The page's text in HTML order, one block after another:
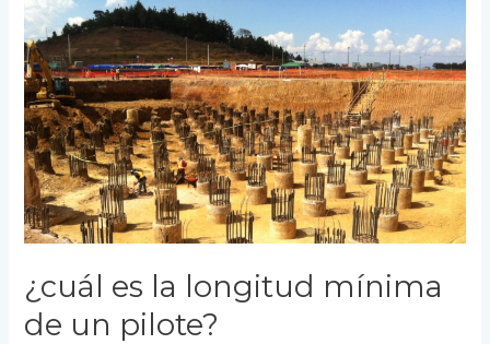
¿cuál es la longitud mínima
de un pilote?
¿Cuál
es
la
longitud
mínima
de
un
pilote?